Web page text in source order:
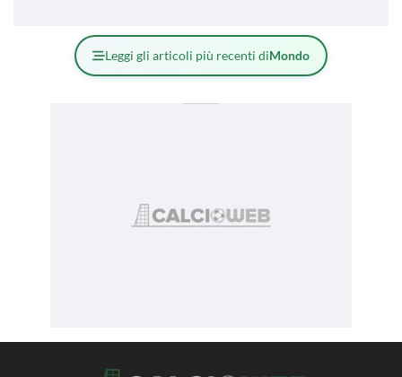
Leggi gli articoli più recenti diMondo